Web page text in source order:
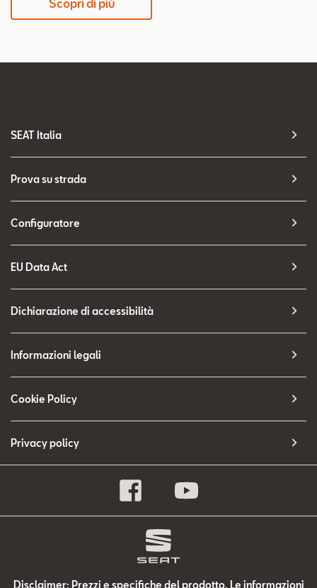
Scopri di più
SEAT Italia
Prova su strada
Configuratore
EU Data Act
Dichiarazione di accessibilità
Informazioni legali
Cookie Policy
Privacy policy
Disclaimer: Prezzi e specifiche del prodotto. Le informazioni